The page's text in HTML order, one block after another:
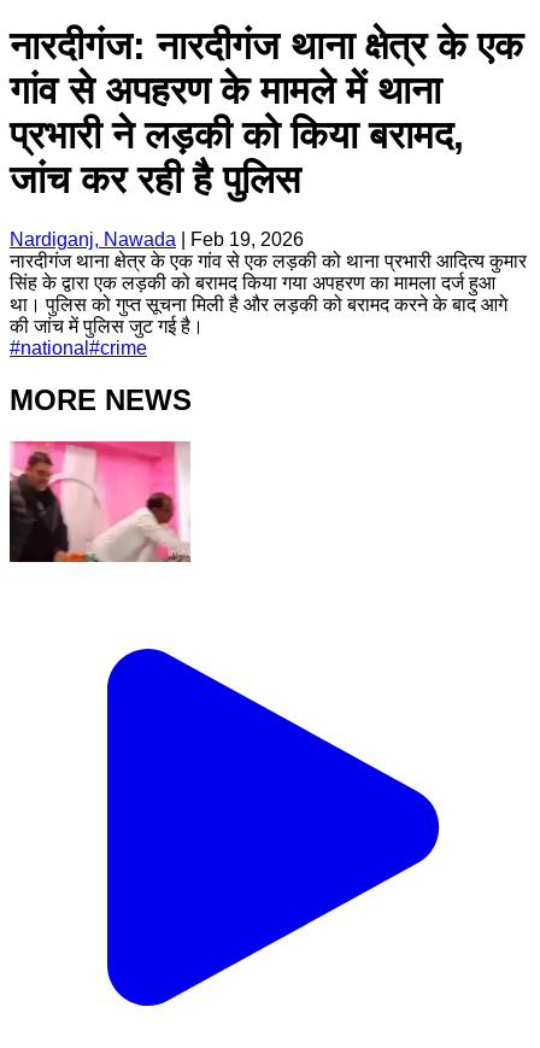
नारदीगंज: नारदीगंज थाना क्षेत्र के एक
गांव से अपहरण के मामले में थाना
प्रभारी ने लड़की को किया बरामद,
जांच कर रही है पुलिस
Nardiganj, Nawada
Feb 19, 2026
नारदीगंज थाना क्षेत्र के एक गांव से एक लड़की को थाना प्रभारी आदित्य कुमार
सिंह के द्वारा एक लड़की को बरामद किया गया अपहरण का मामला दर्ज हुआ
था। पुलिस को गुप्त सूचना मिली है और लड़की को बरामद करने के बाद आगे
की जांच में पुलिस जुट गई है।
#national #crime
MORE NEWS